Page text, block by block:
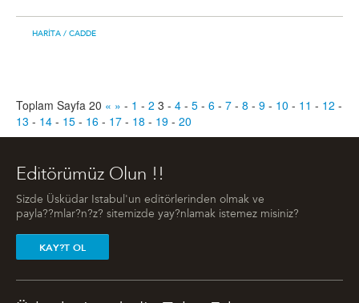
HARITA / CADDE
Toplam Sayfa 20 « » - 1 - 2 3 - 4 - 5 - 6 - 7 - 8 - 9 - 10 - 11 - 12 -
13 - 14 - 15 - 16 - 17 - 18 - 19 - 20
Editörümüz Olun !!
Sizde Üsküdar Istabul'un editörlerinden olmak ve
payla??mlar?n?z? sitemizde yay?nlamak istemez misiniz?
KAY?T OL